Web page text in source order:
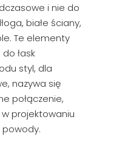
i nie do
białe ściany,
Te elementy
łask
styl, dla
nazywa się
połączenie,
projektowaniu
powody.